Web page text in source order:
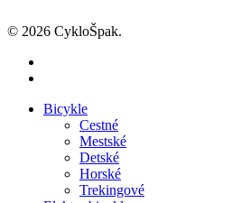
© 2026 CykloŠpak.
Close
Bicykle
Cestné
Mestské
Detské
Horské
Trekingové